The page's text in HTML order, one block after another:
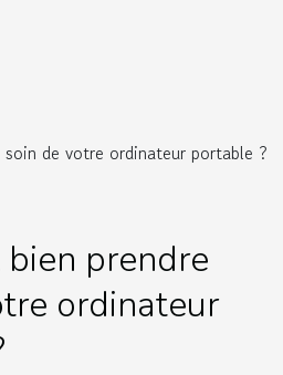
de votre ordinateur portable ?
prendre
ordinateur